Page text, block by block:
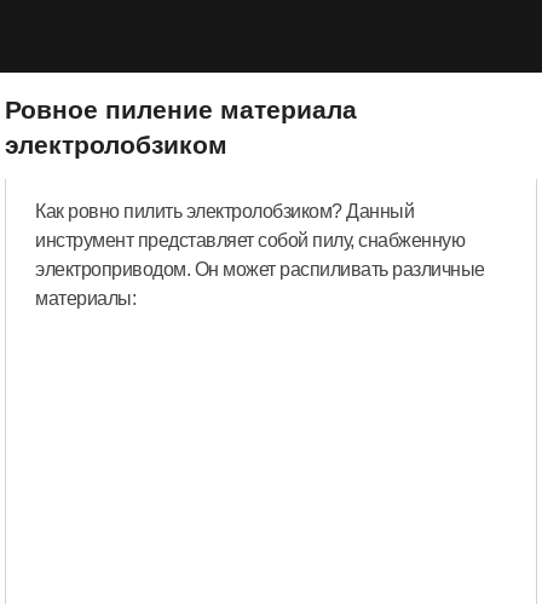
Ровное пиление материала
электролобзиком
Как ровно пилить электролобзиком? Данный
инструмент представляет собой пилу, снабженную
электроприводом. Он может распиливать различные
материалы: